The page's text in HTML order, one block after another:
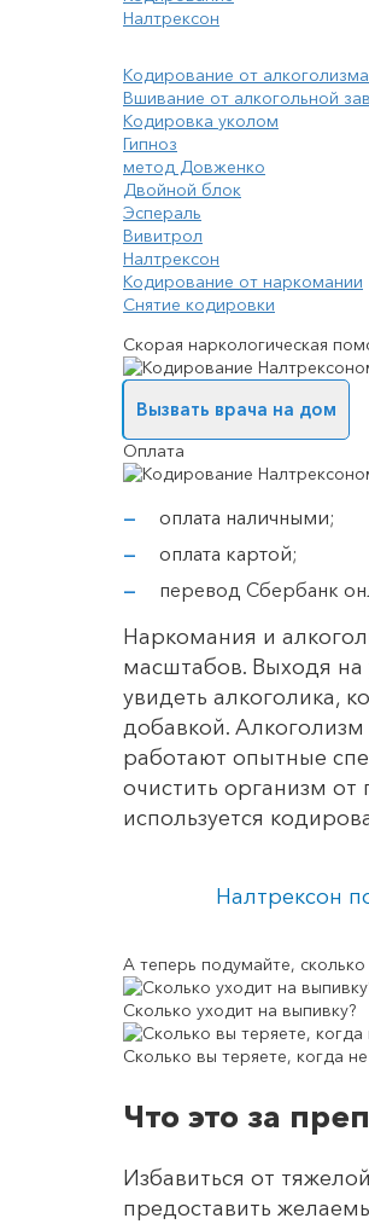
Налтрексон
Кодирование от
Вшивание от алкогольной
Кодировка уколом
Гипноз
метод Довженко
Двойной блок
Эспераль
Вивитрол
Налтрексон
Кодирование от наркомании
Снятие кодировки
Скорая наркологическая
Вызвать врача на дом
Оплата
оплата наличными;
оплата картой;
перевод Сбербанк
Наркомания и
масштабов. Выходя
увидеть алкоголика,
добавкой.
работают опытные
очистить организм
используется
Налтрексон
А теперь подумайте,
Сколько уходит на выпивку?
Сколько вы теряете, когда
Что это за
Избавиться от
предоставить